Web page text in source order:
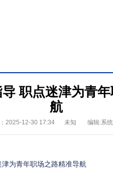
职点迷津为青
航
2025-12-30 17:34 未知 编辑:系
为青年职场之路精准导航